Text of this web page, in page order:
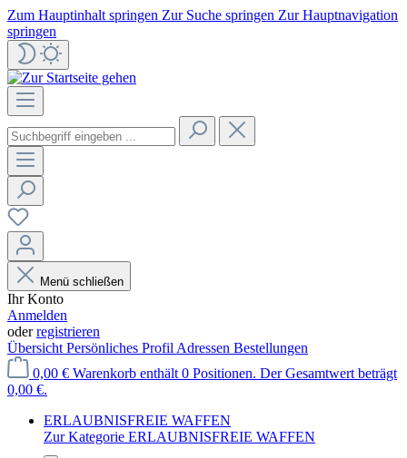
Zum Hauptinhalt springen Zur Suche springen Zur Hauptnavigation
springen
Menü schließen
Ihr Konto
Anmelden
oderregistrieren
Übersicht Persönliches Profil Adressen Bestellungen
0,00 € Warenkorb enthält 0 Positionen. Der Gesamtwert beträgt
0,00 €.
ERLAUBNISFREIE WAFFEN
Zur Kategorie ERLAUBNISFREIE WAFFEN